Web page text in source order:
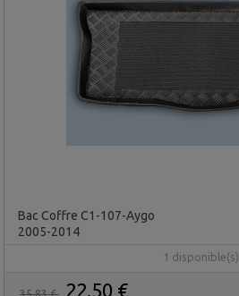
Bac Coffre C1-107-Aygo
2005-2014
1 disponible(s)
35.83 € 22.50 €